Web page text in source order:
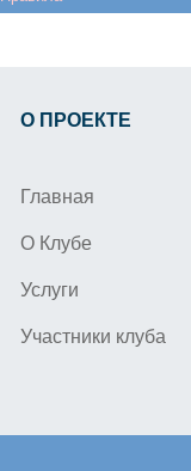
О ПРОЕКТЕ
Главная
О Клубе
Услуги
Участники клуба